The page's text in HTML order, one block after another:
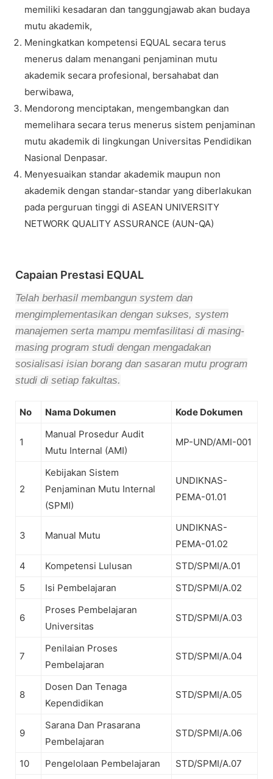
memiliki kesadaran dan tanggungjawab akan budaya
mutu akademik,
Meningkatkan kompetensi EQUAL secara terus
menerus dalam menangani penjaminan mutu
akademik secara profesional, bersahabat dan
berwibawa,
Mendorong menciptakan, mengembangkan dan
memelihara secara terus menerus sistem penjaminan
mutu akademik di lingkungan Universitas Pendidikan
Nasional Denpasar.
Menyesuaikan standar akademik maupun non
akademik dengan standar-standar yang diberlakukan
pada perguruan tinggi di ASEAN UNIVERSITY
NETWORK QUALITY ASSURANCE (AUN-QA)
Capaian Prestasi EQUAL
Telah berhasil membangun system dan
mengimplementasikan dengan sukses, system
manajemen serta mampu memfasilitasi di masing-
masing program studi dengan mengadakan
sosialisasi isian borang dan sasaran mutu program
studi di setiap fakultas.
No Nama Dokumen Kode Dokumen
1
Manual Prosedur Audit
Mutu Internal (AMI)
MP-UND/AMI-001
2
Kebijakan Sistem
Penjaminan Mutu Internal
(SPMI)
UNDIKNAS-
PEMA-01.01
3 Manual Mutu
UNDIKNAS-
PEMA-01.02
4
Kompetensi Lulusan
STD/SPMI/A.01
5
Isi Pembelajaran STD/SPMI/A.02
6
Proses Pembelajaran
Universitas
STD/SPMI/A.03
7
Penilaian Proses
Pembelajaran
STD/SPMI/A.04
8
Dosen Dan Tenaga
Kependidikan
STD/SPMI/A.05
9
Sarana Dan Prasarana
Pembelajaran
STD/SPMI/A.06
10 Pengelolaan Pembelajaran
STD/SPMI/A.07